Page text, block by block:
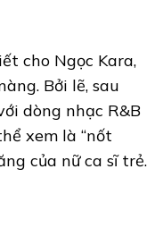
cho Ngọc Kara,
Bởi lẽ, sau
dòng nhạc R&B
xem là “nốt
của nữ ca sĩ trẻ.